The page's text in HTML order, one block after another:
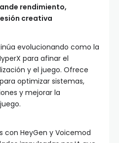
rendimiento,
creativa
evolucionando como la
para afinar el
y el juego. Ofrece
optimizar sistemas,
y mejorar la
con HeyGen y Voicemod